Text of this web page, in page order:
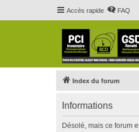
Accès rapide FAQ
Index du forum
Informations
Désolé, mais ce forum